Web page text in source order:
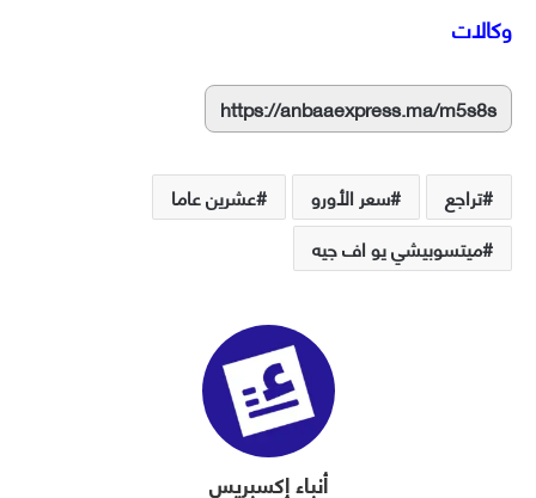
وكالات
https://anbaaexpress.ma/m5s8s
تراجع سعر الأورو
عشرين عاما
ميتسوبيشي يو اف جيه
أنباء إكسبريس